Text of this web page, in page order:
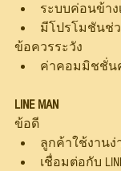
ระบบค่อนข้าง
มีโปรโมชันช่
ข้อควรระวัง
ค่าคอมมิชชั่น
LINE MAN
ข้อดี
ลูกค้าใช้งานง่
เชื่อมต่อกับ